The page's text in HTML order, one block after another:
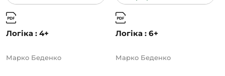
Логіка : 4+
Марко Беденко
Логіка : 6+
Марко Беденко